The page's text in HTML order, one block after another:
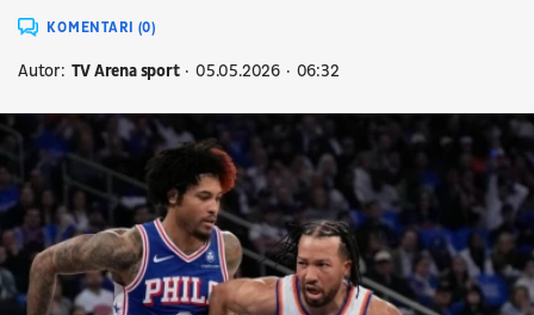
KOMENTARI (0)
Autor: TV Arena sport 05.05.2026 06:32